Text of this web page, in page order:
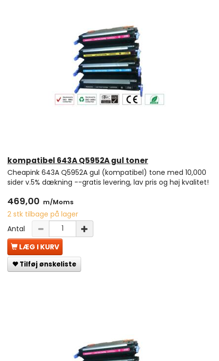
kompatibel 643A Q5952A gul toner
Cheapink 643A Q5952A gul (kompatibel) tone med 10,000
sider v.5% dækning --gratis levering, lav pris og høj kvalitet!
469,00 m/Moms
2 stk tilbage på lager
Antal
LÆG I KURV
Tilføj ønskeliste